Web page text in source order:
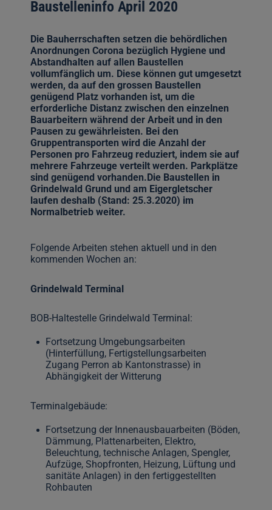
Baustelleninfo April 2020
Die Bauherrschaften setzen die behördlichen
Anordnungen Corona bezüglich Hygiene und
Abstandhalten auf allen Baustellen
vollumfänglich um. Diese können gut umgesetzt
werden, da auf den grossen Baustellen
genügend Platz vorhanden ist, um die
erforderliche Distanz zwischen den einzelnen
Bauarbeitern während der Arbeit und in den
Pausen zu gewährleisten. Bei den
Gruppentransporten wird die Anzahl der
Personen pro Fahrzeug reduziert, indem sie auf
mehrere Fahrzeuge verteilt werden. Parkplätze
sind genügend vorhanden.Die Baustellen in
Grindelwald Grund und am Eigergletscher
laufen deshalb (Stand: 25.3.2020) im
Normalbetrieb weiter.
Folgende Arbeiten stehen aktuell und in den
kommenden Wochen an:
Grindelwald Terminal
BOB-Haltestelle Grindelwald Terminal:
Fortsetzung Umgebungsarbeiten
(Hinterfüllung, Fertigstellungsarbeiten
Zugang Perron ab Kantonstrasse) in
Abhängigkeit der Witterung
Terminalgebäude:
Fortsetzung der Innenausbauarbeiten (Böden,
Dämmung, Plattenarbeiten, Elektro,
Beleuchtung, technische Anlagen, Spengler,
Aufzüge, Shopfronten, Heizung, Lüftung und
sanitäte Anlagen) in den fertiggestellten
Rohbauten